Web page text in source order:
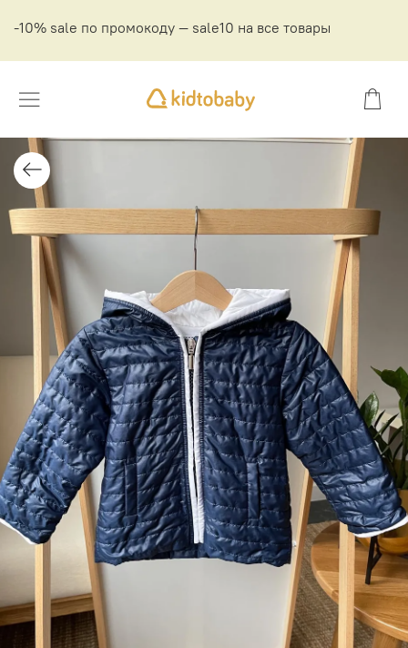
-10% sale по промокоду — sale10 на все товары